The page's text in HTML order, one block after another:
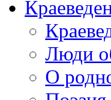
Люди
О